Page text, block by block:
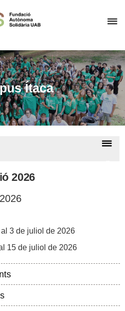
el
Ítaca
2026
3 de juliol de 2026
15 de juliol de 2026